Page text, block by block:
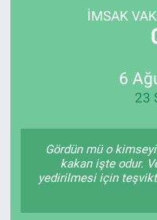
İMSAK
6
23
Gördün mü o
kakan işte odur.
yedirilmesi için
Tüm Manşetler